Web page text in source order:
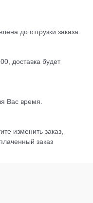
до отгрузки заказа.
доставка будет
Вас время.
изменить заказ,
заказ